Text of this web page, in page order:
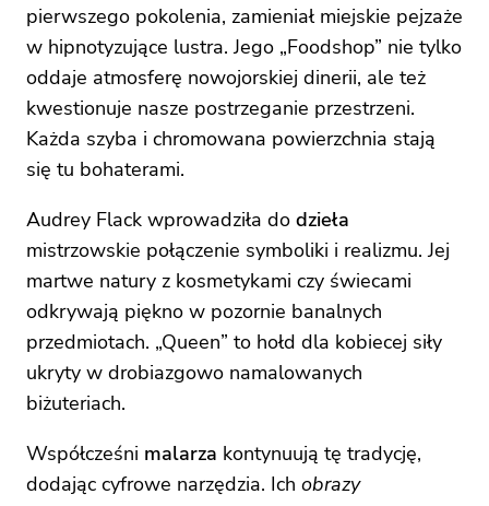
pierwszego pokolenia, zamieniał miejskie pejzaże
w hipnotyzujące lustra. Jego „Foodshop” nie tylko
oddaje atmosferę nowojorskiej dinerii, ale też
kwestionuje nasze postrzeganie przestrzeni.
Każda szyba i chromowana powierzchnia stają
się tu bohaterami.
Audrey Flack wprowadziła do dzieła
mistrzowskie połączenie symboliki i realizmu. Jej
martwe natury z kosmetykami czy świecami
odkrywają piękno w pozornie banalnych
przedmiotach. „Queen” to hołd dla kobiecej siły
ukryty w drobiazgowo namalowanych
biżuteriach.
Współcześni malarza kontynuują tę tradycję,
dodając cyfrowe narzędzia. Ich obrazy